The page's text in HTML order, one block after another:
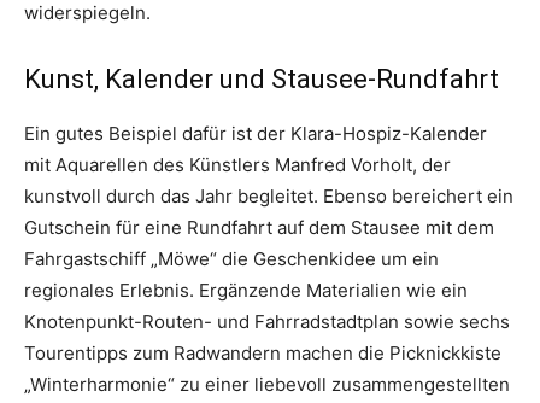
widerspiegeln.
Kunst, Kalender und Stausee-Rundfahrt
Ein gutes Beispiel dafür ist der Klara-Hospiz-Kalender
mit Aquarellen des Künstlers Manfred Vorholt, der
kunstvoll durch das Jahr begleitet. Ebenso bereichert ein
Gutschein für eine Rundfahrt auf dem Stausee mit dem
Fahrgastschiff „Möwe“ die Geschenkidee um ein
regionales Erlebnis. Ergänzende Materialien wie ein
Knotenpunkt-Routen- und Fahrradstadtplan sowie sechs
Tourentipps zum Radwandern machen die Picknickkiste
„Winterharmonie“ zu einer liebevoll zusammengestellten